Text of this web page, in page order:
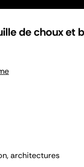
de choux et
architectures